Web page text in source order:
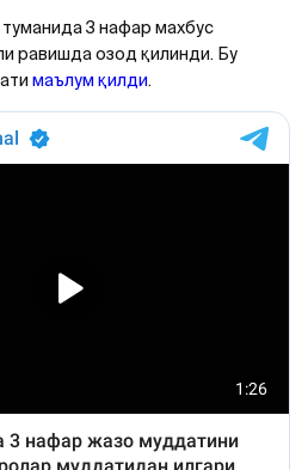
3 нафар махбус
равишда озод қилинди. Бу
маълум қилди.